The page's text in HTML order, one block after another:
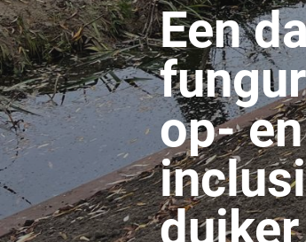
Een
op-
duiker